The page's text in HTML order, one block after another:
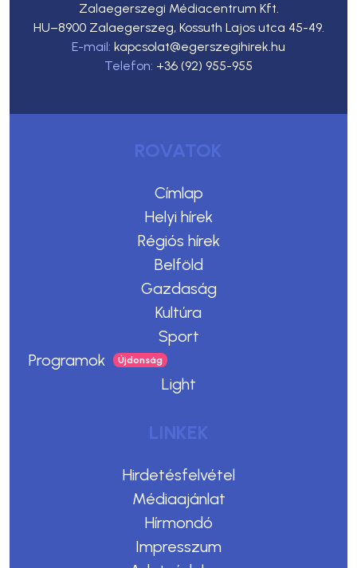
Zalaegerszegi Médiacentrum Kft.
HU–8900 Zalaegerszeg, Kossuth Lajos utca 45-49.
E-mail: kapcsolat@egerszegihirek.hu
Telefon: +36 (92) 955-955
ROVATOK
Címlap
Helyi hírek
Régiós hírek
Belföld
Gazdaság
Kultúra
Sport
Programok
Light
LINKEK
Hirdetésfelvétel
Médiaajánlat
Hírmondó
Impresszum